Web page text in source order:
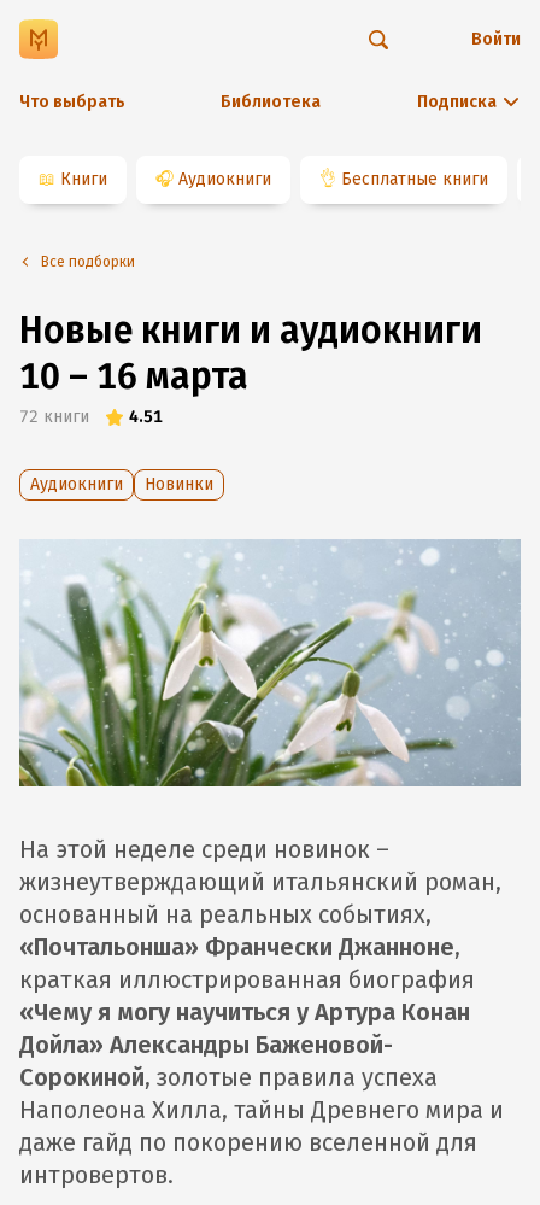
Что выбрать Библиотека Подписка
Войти
📖 Книги 🎧 Аудиокниги 👌 Бесплатные книги
Все подборки
Новые книги и аудиокниги
10 – 16 марта
72 книги 4.51
Аудиокниги Новинки
На этой неделе среди новинок –
жизнеутверждающий итальянский роман,
основанный на реальных событиях,
«Почтальонша» Франчески Джанноне,
краткая иллюстрированная биография
«Чему я могу научиться у Артура Конан
Дойла» Александры Баженовой-
Сорокиной, золотые правила успеха
Наполеона Хилла, тайны Древнего мира и
даже гайд по покорению вселенной для
интровертов.